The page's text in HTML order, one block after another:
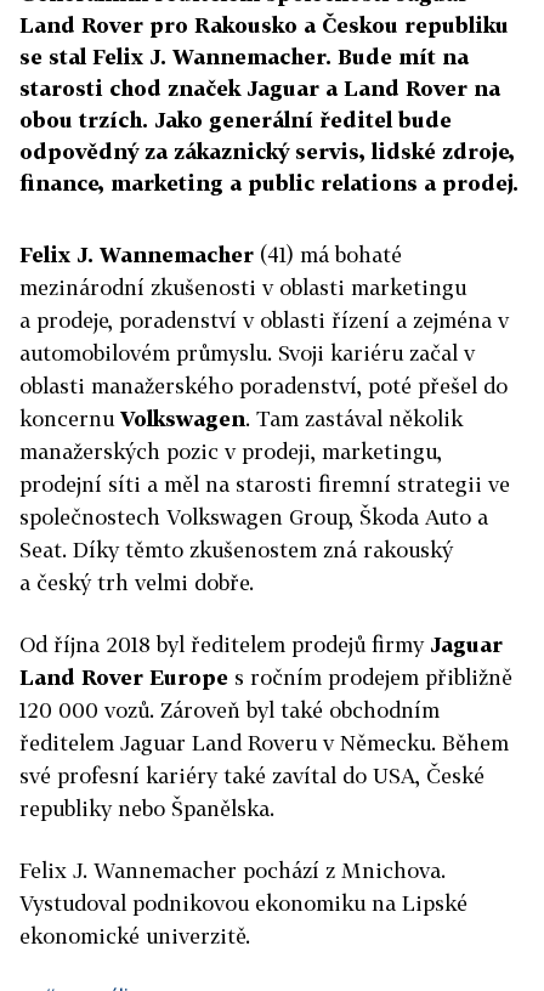
Land Rover pro Rakousko a Českou republiku
se stal Felix J. Wannemacher. Bude mít na
starosti chod značek Jaguar a Land Rover na
obou trzích. Jako generální ředitel bude
odpovědný za zákaznický servis, lidské zdroje,
finance, marketing a public relations a prodej.
Felix J. Wannemacher (41) má bohaté
mezinárodní zkušenosti v oblasti marketingu
a prodeje, poradenství v oblasti řízení a zejména v
automobilovém průmyslu. Svoji kariéru začal v
oblasti manažerského poradenství, poté přešel do
koncernu Volkswagen. Tam zastával několik
manažerských pozic v prodeji, marketingu,
prodejní síti a měl na starosti firemní strategii ve
společnostech Volkswagen Group, Škoda Auto a
Seat. Díky těmto zkušenostem zná rakouský
a český trh velmi dobře.
Od října 2018 byl ředitelem prodejů firmy Jaguar
Land Rover Europe s ročním prodejem přibližně
120 000 vozů. Zároveň byl také obchodním
ředitelem Jaguar Land Roveru v Německu. Během
své profesní kariéry také zavítal do USA, České
republiky nebo Španělska.
Felix J. Wannemacher pochází z Mnichova.
Vystudoval podnikovou ekonomiku na Lipské
ekonomické univerzitě.